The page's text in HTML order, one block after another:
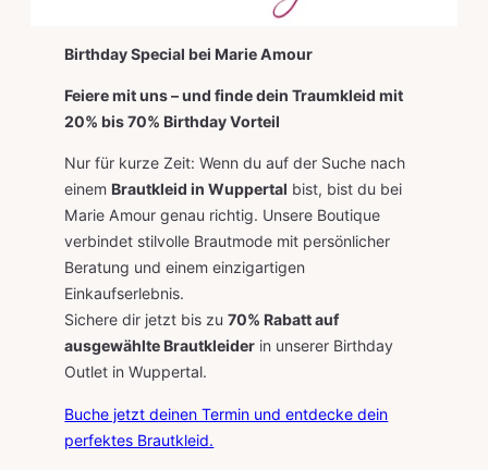
Birthday Special bei Marie Amour
Feiere mit uns – und finde dein Traumkleid mit
20% bis 70% Birthday Vorteil
Nur für kurze Zeit: Wenn du auf der Suche nach
einem Brautkleid in Wuppertal bist, bist du bei
Marie Amour genau richtig. Unsere Boutique
verbindet stilvolle Brautmode mit persönlicher
Beratung und einem einzigartigen
Einkaufserlebnis.
Sichere dir jetzt bis zu70% Rabatt auf
ausgewählte Brautkleider in unserer Birthday
Outlet in Wuppertal.
Buche jetzt deinen Termin und entdecke dein
perfektes Brautkleid.